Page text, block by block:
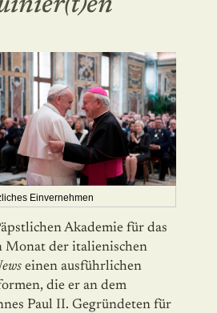
Einvernehmen
Akademie für das
Monat der italienischen
einen ausführlichen
die er an dem
Paul II. Gegründeten für